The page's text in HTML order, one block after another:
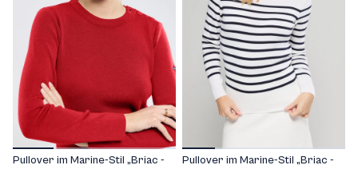
Pullover im Marine-Stil „Briac -
Pullover im Marine-Stil „Briac -